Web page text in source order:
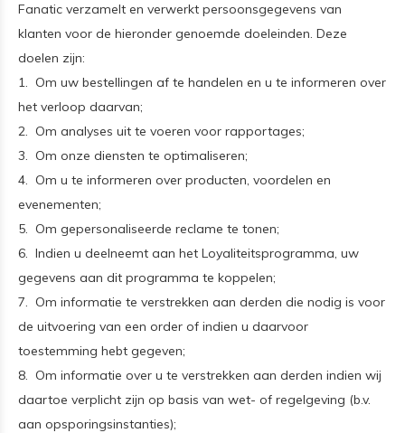
Fanatic verzamelt en verwerkt persoonsgegevens van
klanten voor de hieronder genoemde doeleinden. Deze
doelen zijn:
1. Om uw bestellingen af te handelen en u te informeren over
het verloop daarvan;
2. Om analyses uit te voeren voor rapportages;
3. Om onze diensten te optimaliseren;
4. Om u te informeren over producten, voordelen en
evenementen;
5. Om gepersonaliseerde reclame te tonen;
6. Indien u deelneemt aan het Loyaliteitsprogramma, uw
gegevens aan dit programma te koppelen;
7. Om informatie te verstrekken aan derden die nodig is voor
de uitvoering van een order of indien u daarvoor
toestemming hebt gegeven;
8. Om informatie over u te verstrekken aan derden indien wij
daartoe verplicht zijn op basis van wet- of regelgeving (b.v.
aan opsporingsinstanties);